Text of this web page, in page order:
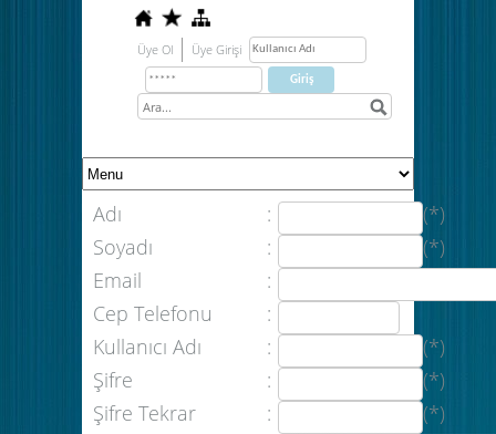
Üye Ol Üye Girişi
Adı :
(*)
Soyadı
:
(*)
Email
:
Cep Telefonu
:
Kullanıcı Adı
:
(*)
Şifre
:
(*)
Şifre Tekrar
: (*)